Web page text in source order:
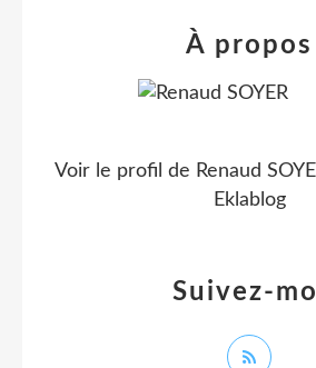
Suivez-
À propos
Voir le profil de Renaud
Eklablog